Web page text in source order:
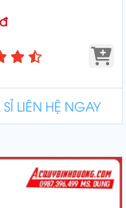
LIÊN HỆ NGAY